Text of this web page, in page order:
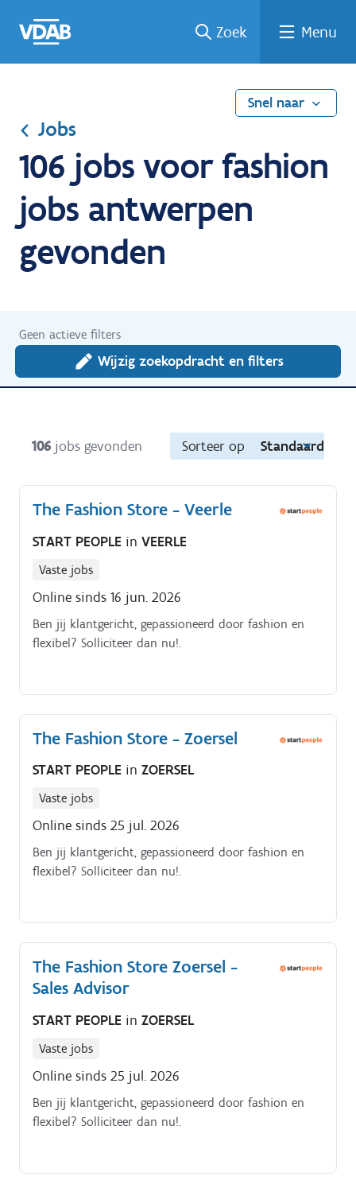
naar
een
een
job
naar
Zoek Menu
Snel naar
Jobs
106 jobs voor fashion
jobs antwerpen
gevonden
Geen actieve filters
Wijzig zoekopdracht en filters
106 jobs gevonden Sorteer op Standaard
The Fashion Store - Veerle
START PEOPLE in VEERLE
Vaste jobs
Online sinds 16 jun. 2026
Ben jij klantgericht, gepassioneerd door fashion en
flexibel? Solliciteer dan nu!.
The Fashion Store - Zoersel
START PEOPLE in ZOERSEL
Vaste jobs
Online sinds 25 jul. 2026
Ben jij klantgericht, gepassioneerd door fashion en
flexibel? Solliciteer dan nu!.
The Fashion Store Zoersel -
Sales Advisor
START PEOPLE in ZOERSEL
Vaste jobs
Online sinds 25 jul. 2026
Ben jij klantgericht, gepassioneerd door fashion en
flexibel? Solliciteer dan nu!.